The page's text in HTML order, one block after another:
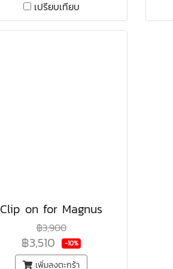
เปรียบเทียบ
Clip on for Magnus
฿3,900
฿3,510 -10%
เพิ่มลงตะกร้า